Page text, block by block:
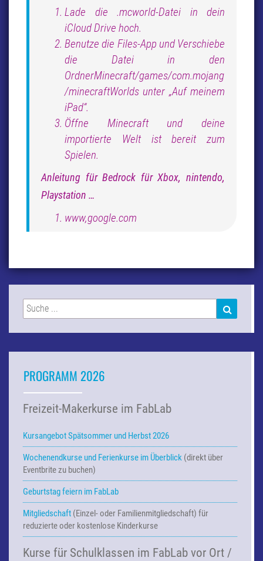
Lade die .mcworld-Datei in dein
iCloud Drive hoch.
Benutze die Files-App und Verschiebe
die Datei in den
OrdnerMinecraft/games/com.mojang
/minecraftWorlds unter „Auf meinem
iPad“.
Öffne Minecraft und deine
importierte Welt ist bereit zum
Spielen.
Anleitung für Bedrock für Xbox, nintendo,
Playstation …
www,google.com
Suchen
nach:
PROGRAMM 2026
Freizeit-Makerkurse im FabLab
Kursangebot Spätsommer und Herbst 2026
Wochenendkurse und Ferienkurse im Überblick (direkt über
Eventbrite zu buchen)
Geburtstag feiern im FabLab
Mitgliedschaft (Einzel- oder Familienmitgliedschaft) für
reduzierte oder kostenlose Kinderkurse
Kurse für Schulklassen im FabLab vor Ort /